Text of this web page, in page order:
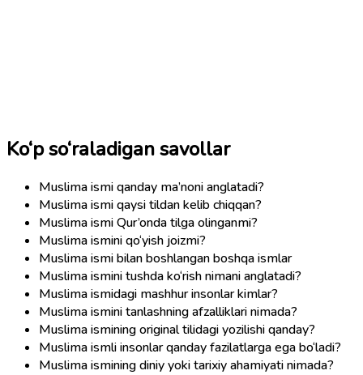
Ko‘p so‘raladigan savollar
Muslima ismi qanday ma’noni anglatadi?
Muslima ismi qaysi tildan kelib chiqqan?
Muslima ismi Qur’onda tilga olinganmi?
Muslima ismini qo‘yish joizmi?
Muslima ismi bilan boshlangan boshqa ismlar
Muslima ismini tushda ko‘rish nimani anglatadi?
Muslima ismidagi mashhur insonlar kimlar?
Muslima ismini tanlashning afzalliklari nimada?
Muslima ismining original tilidagi yozilishi qanday?
Muslima ismli insonlar qanday fazilatlarga ega bo‘ladi?
Muslima ismining diniy yoki tarixiy ahamiyati nimada?